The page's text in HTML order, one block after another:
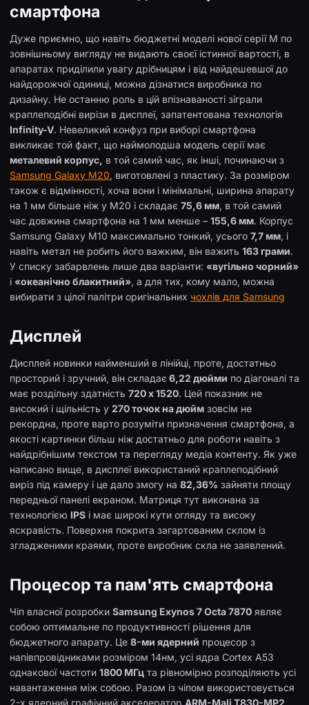
смартфона
Дуже приємно, що навіть бюджетні моделі нової серії М по
зовнішньому вигляду не видають своєї істинної вартості, в
апаратах приділили увагу дрібницям і від найдешевшої до
найдорожчої одиниці, можна дізнатися виробника по
дизайну. Не останню роль в цій впізнаваності зіграли
краплеподібні вирізи в дисплеї, запатентована технологія
Infinity-V. Невеликий конфуз при виборі смартфона
викликає той факт, що наймолодша модель серії має
металевий корпус, в той самий час, як інші, починаючи з
Samsung Galaxy M20, виготовлені з пластику. За розміром
також є відмінності, хоча вони і мінімальні, ширина апарату
на 1 мм більше ніж у М20 і складає 75,6 мм, в той самий
час довжина смартфона на 1 мм менше – 155,6 мм. Корпус
Samsung Galaxy M10 максимально тонкий, усього 7,7 мм, і
навіть метал не робить його важким, він важить 163 грами.
У списку забарвлень лише два варіанти: «вугільно чорний»
і «океанічно блакитний», а для тих, кому мало, можна
вибирати з цілої палітри оригінальних чохлів для Samsung
Дисплей
Дисплей новинки найменший в лінійці, проте, достатньо
просторий і зручний, він складає 6,22 дюйми по діагоналі та
має роздільну здатність 720 х 1520. Цей показник не
високий і щільність у 270 точок на дюйм зовсім не
рекордна, проте варто розуміти призначення смартфона, а
якості картинки більш ніж достатньо для роботи навіть з
найдрібнішим текстом та перегляду медіа контенту. Як уже
написано вище, в дисплеї використаний краплеподібний
виріз під камеру і це дало змогу на 82,36% зайняти площу
передньої панелі екраном. Матриця тут виконана за
технологією IPS і має широкі кути огляду та високу
яскравість. Поверхня покрита загартованим склом із
згладженими краями, проте виробник скла не заявлений.
Процесор та пам'ять смартфона
Чіп власної розробки Samsung Exynos 7 Octa 7870 являє
собою оптимальне по продуктивності рішення для
бюджетного апарату. Це 8-ми ядерний процесор з
напівпровідниками розміром 14нм, усі ядра Cortex A53
однакової частоти 1800 МГц та рівномірно розподіляють усі
навантаження між собою. Разом із чіпом використовується